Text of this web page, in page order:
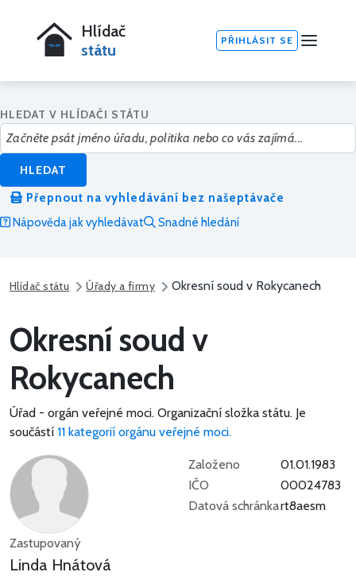
Hlídač
státu
PŘIHLÁSIT SE
HLEDAT V HLÍDAČI STÁTU
HLEDAT
Přepnout na vyhledávání bez našeptávače
Nápověda jak vyhledávat
Snadné hledání
Hlídač státu Úřady a firmy Okresní soud v Rokycanech
Okresní soud v
Rokycanech
Úřad - orgán veřejné moci. Organizační složka státu. Je
součástí 11 kategorií orgánu veřejné moci.
Zastupovaný
Linda Hnátová
Založeno
01.01.1983
IČO
00024783
Datová schránkart8aesm